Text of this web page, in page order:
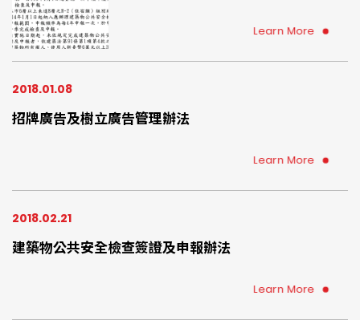
Learn More
2018.01.08
招牌廣告及樹立廣告管理辦法
Learn More
2018.02.21
建築物公共安全檢查簽證及申報辦法
Learn More